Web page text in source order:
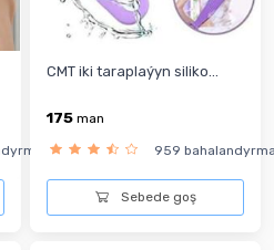
CMT iki taraplaýyn siliko...
175 man
959
Sebede goş